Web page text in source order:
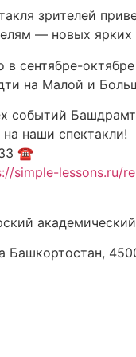
зрителей
— новых ярких
в сентябре-
на Малой и
событий
наши спектакли!
☎
simple-lessons.ru/
Башкортостан,